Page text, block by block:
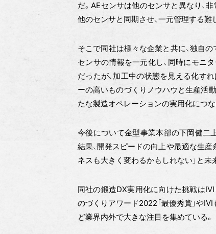
だ。AEセンサは他のセンサと異なり、
他のセンサと同期させ、一元管理する難
そこで同社は様々な企業と共に、独自
センサの情報を一元化し、同時にモニ
だったが、加工中の状態を見える化す
ーの高いものづくりノウハウと生産活
たな製造オペレーションの実用化につな
今後について金型事業本部の下岡健二
結果、開発スピードの向上や最適な生
ネスも大きく変わるかもしれない」と未
同社の鍛造DX実用化に向けた挑戦はIVI
のづくりアワード2022「最優秀賞」や
ど業界内外で大きな注目を集めている。